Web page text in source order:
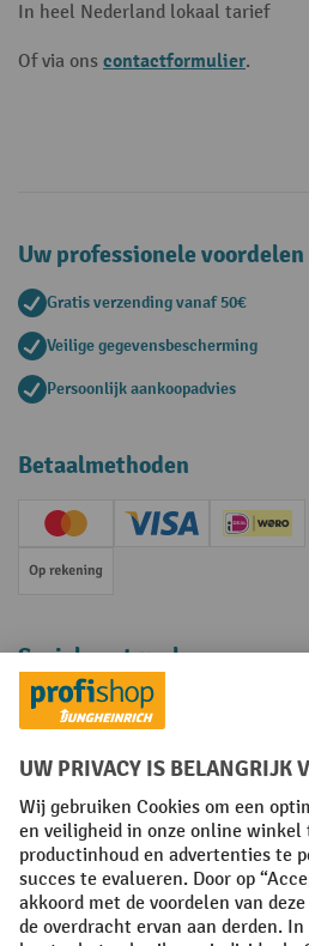
In heel Nederland lokaal tarief
Of via ons contactformulier.
Uw professionele voordelen
Gratis verzending vanaf 50€
Veilige gegevensbescherming
Persoonlijk aankoopadvies
Betaalmethoden
Creditcard (Master)Creditcard (Visa)
iDEAL
Op rekening
Sociale netwerken
Facebook
YouTube
LinkedInInstagram
Algemene leveringsvoorwaarden
Privacyverklaring Privacy
All prices excl. VAT plusshipping costs